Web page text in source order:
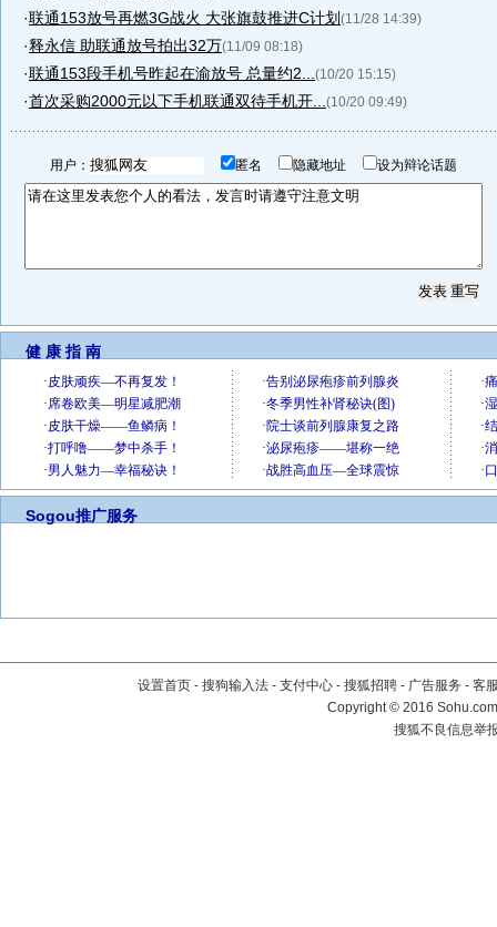
·联通153放号再燃3G战火 大张旗鼓推进C计划 (11/28 14:39)
·释永信 助联通放号拍出32万(11/09 08:18)
·联通153段手机号昨起在渝放号 总量约2... (10/20 15:15)
·首次采购2000元以下手机联通双待手机开... (10/20 09:49)
用户： 匿名 隐藏地址 设为辩论话题
健 康 指 南
Sogou推广服务
设置首页 - 搜狗输入法 - 支付中心 - 搜狐招聘 - 广告服务 - 客
Copyright©2016
搜狐不良信息举